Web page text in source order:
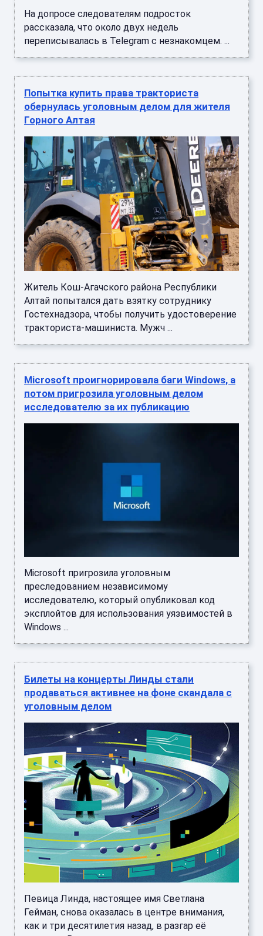
На допросе следователям подросток
рассказала, что около двух недель
переписывалась в Telegram с незнакомцем. ...
Попытка купить права тракториста
обернулась уголовным делом для жителя
Горного Алтая
Житель Кош-Агачского района Республики
Алтай попытался дать взятку сотруднику
Гостехнадзора, чтобы получить удостоверение
тракториста-машиниста. Мужч ...
Microsoft проигнорировала баги Windows, а
потом пригрозила уголовным делом
исследователю за их публикацию
Microsoft пригрозила уголовным
преследованием независимому
исследователю, который опубликовал код
эксплойтов для использования уязвимостей в
Windows ...
Билеты на концерты Линды стали
продаваться активнее на фоне скандала с
уголовным делом
Певица Линда, настоящее имя Светлана
Гейман, снова оказалась в центре внимания,
как и три десятилетия назад, в разгар её